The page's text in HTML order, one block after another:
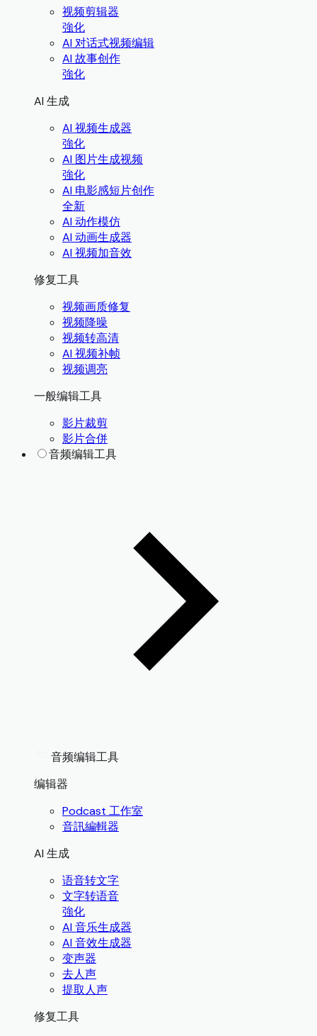
视频剪辑器
強化
AI 对话式视频编辑
AI 故事创作
強化
AI 生成
AI 视频生成器
強化
AI 图片生成视频
強化
AI 电影感短片创作
全新
AI 动作模仿
AI 动画生成器
AI 视频加音效
修复工具
视频画质修复
视频降噪
视频转高清
AI 视频补帧
视频调亮
一般编辑工具
影片裁剪
影片合併
音频编辑工具
音频编辑工具
编辑器
Podcast 工作室
音訊編輯器
AI 生成
语音转文字
文字转语音
強化
AI 音乐生成器
AI 音效生成器
变声器
去人声
提取人声
修复工具